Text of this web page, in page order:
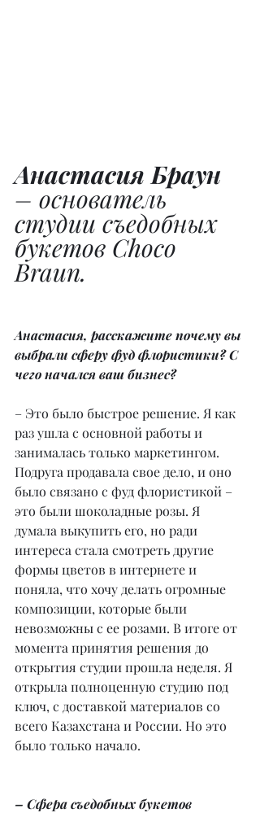
Анастасия Браун
– основатель
студии съедобных
букетов Choco
Braun.
Анастасия, расскажите почему вы
выбрали сферу фуд флористики? С
чего начался ваш бизнес?
– Это было быстрое решение. Я как
раз ушла с основной работы и
занималась только маркетингом.
Подруга продавала свое дело, и оно
было связано с фуд флористикой –
это были шоколадные розы. Я
думала выкупить его, но ради
интереса стала смотреть другие
формы цветов в интернете и
поняла, что хочу делать огромные
композиции, которые были
невозможны с ее розами. В итоге от
момента принятия решения до
открытия студии прошла неделя. Я
открыла полноценную студию под
ключ, с доставкой материалов со
всего Казахстана и России. Но это
было только начало.
– Сфера съедобных букетов